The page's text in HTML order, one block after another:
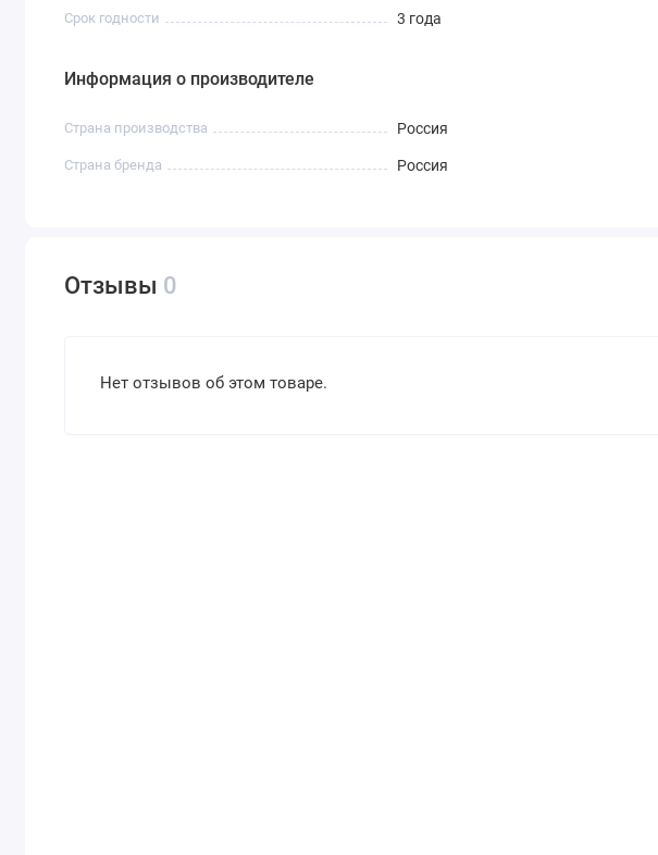
Срок годности 3 года
Информация о производителе
Страна производства Россия
Страна бренда Россия
Отзывы 0
Нет отзывов об этом товаре.